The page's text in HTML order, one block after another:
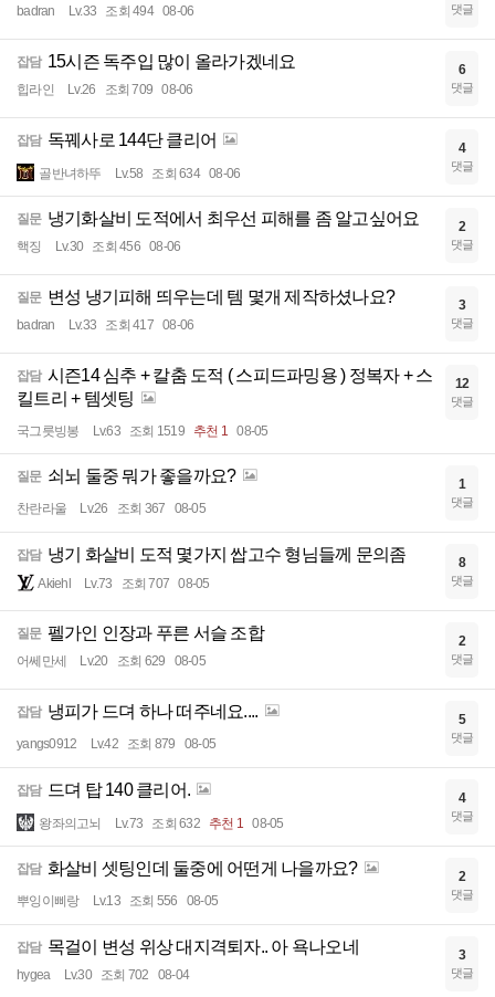
badran Lv.33 조회 494 08-06 댓글
잡담 15시즌 독주입 많이 올라가겠네요
힙라인 Lv.26 조회 709 08-06
6
댓글
잡담 독꿰사로 144단 클리어
골반녀하뚜 Lv.58 조회 634 08-06
4
댓글
질문 냉기화살비 도적에서 최우선 피해를 좀 알고싶어요
핵징 Lv.30 조회 456 08-06
2
댓글
질문 변성 냉기피해 띄우는데 템 몇개 제작하셨나요?
badran Lv.33 조회 417 08-06
3
댓글
잡담 시즌14 심추 + 칼춤 도적 ( 스피드파밍용 ) 정복자 + 스
킬트리 + 템셋팅
국그릇빙봉 Lv.63 조회 1519 추천 1 08-05
12
댓글
질문 쇠뇌 둘중 뭐가 좋을까요?
찬란라울 Lv.26 조회 367 08-05
1
댓글
잡담 냉기 화살비 도적 몇가지 쌉고수 형님들께 문의좀
Akiehl Lv.73 조회 707 08-05
8
댓글
질문 펠가인 인장과 푸른 서슬 조합
어쎄만세 Lv.20 조회 629 08-05
2
댓글
잡담 냉피가 드뎌 하나 떠주네요....
yangs0912 Lv.42 조회 879 08-05
5
댓글
잡담 드뎌 탑 140 클리어.
왕좌의고뇌 Lv.73 조회 632 추천 1 08-05
4
댓글
잡담 화살비 셋팅인데 둘중에 어떤게 나을까요?
뿌잉이삐랑 Lv.13 조회 556 08-05
2
댓글
잡담 목걸이 변성 위상 대지격퇴자.. 아 욕나오네
hygea Lv.30 조회 702 08-04
3
댓글